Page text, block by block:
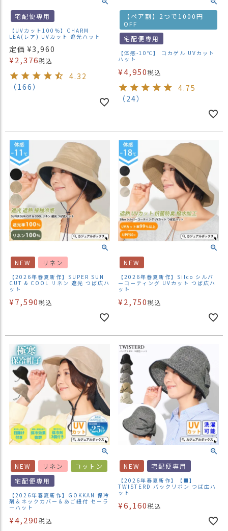
宅配便専用
【UVカット100％】CHARM
LEA(レア) UVカット 遮光ハット
定価 ¥3,960
¥2,376税込
4.32
（166）
【ペア割】2つで1000円
OFF
宅配便専用
【体感-10℃】 コカゲル UVカット
ハット
¥4,950税込
4.75
（24）
NEW リネン
【2026年春夏新作】SUPER SUN
CUT & COOL リネン 遮光 つば広ハ
ット
¥7,590税込
NEW
【2026年春夏新作】Silco シルバ
ーコーティング UVカット つば広ハ
ット
¥2,750税込
NEW リネン
コットン
宅配便専用
【2026年春夏新作】GOKKAN 保冷
剤＆ネックカバー＆あご紐付 セーラ
ーハット
¥4,290税込
NEW 宅配便専用
【2026年春夏新作】【■】
TWISTERD バックリボン つば広ハ
ット
¥6,160税込